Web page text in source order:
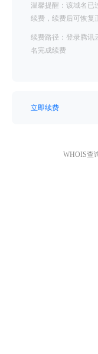
温馨提醒：该域名已
续费，续费后可恢复
续费路径：登录腾讯
名完成续费
立即续费
WHOIS查